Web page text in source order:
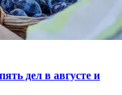
дел в августе и